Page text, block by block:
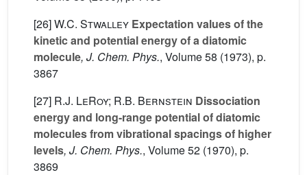
[26]W.C. Stwalley Expectation values of the
kinetic and potential energy of a diatomic
molecule, J. Chem. Phys., Volume 58 (1973), p.
3867
[27] R.J. LeRoy; R.B. Bernstein Dissociation
energy and long-range potential of diatomic
molecules from vibrational spacings of higher
levels, J. Chem. Phys., Volume 52 (1970), p.
3869